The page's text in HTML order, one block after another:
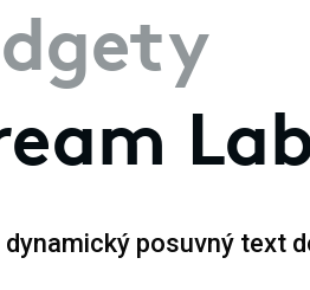
dynamický posuvný text